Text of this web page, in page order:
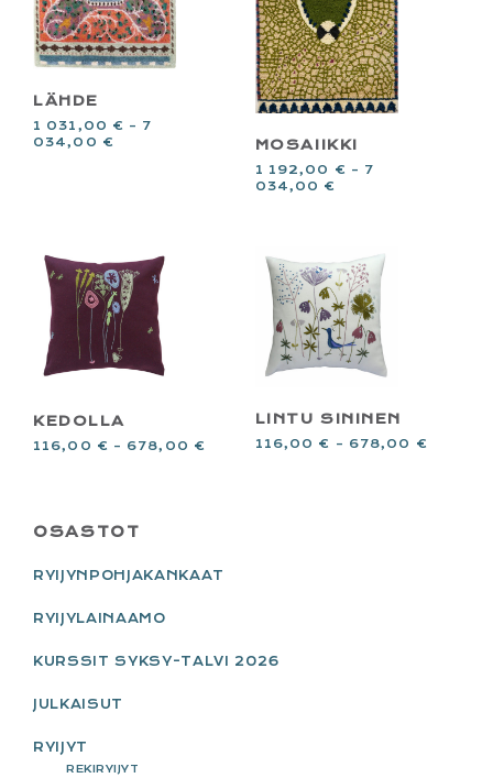
LÄHDE
1 031,00 € – 7
034,00 € MOSAIIKKI
1 192,00 € – 7
034,00 €
KEDOLLA
116,00 € – 678,00 €
LINTU SININEN
116,00 € – 678,00 €
PRIMARY
SIDEBAR
OSASTOT
RYIJYNPOHJAKANKAAT
RYIJYLAINAAMO
KURSSIT SYKSY-TALVI 2026
JULKAISUT
RYIJYT
REKIRYIJYT